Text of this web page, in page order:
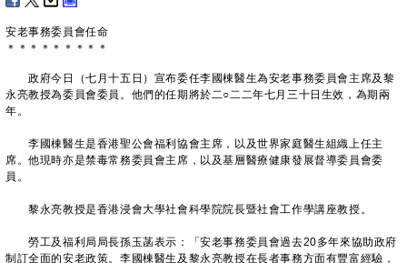
安老事務委員會任命
＊ ＊ ＊ ＊ ＊ ＊ ＊ ＊ ＊
政府今日（七月十五日）宣布委任李國棟醫生為安老事務委員會主席及黎
永亮教授為委員會委員。他們的任期將於二○二二年七月三十日生效，為期兩
年。
李國棟醫生是香港聖公會福利協會主席，以及世界家庭醫生組織上任主
席。他現時亦是禁毒常務委員會主席，以及基層醫療健康發展督導委員會委
員。
黎永亮教授是香港浸會大學社會科學院院長暨社會工作學講座教授。
勞工及福利局局長孫玉菡表示：「安老事務委員會過去20多年來協助政府
制訂全面的安老政策。李國棟醫生及黎永亮教授在長者事務方面有豐富經驗，